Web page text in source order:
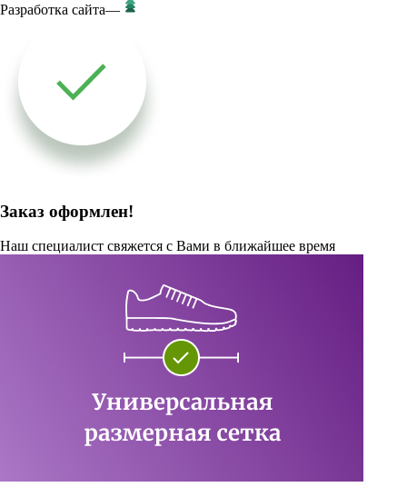
Разработка сайта—
Заказ оформлен!
Наш специалист свяжется с Вами в ближайшее время